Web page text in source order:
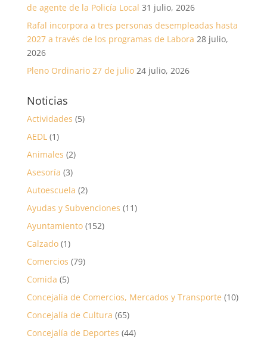
de agente de la Policía Local 31 julio, 2026
Rafal incorpora a tres personas desempleadas hasta
2027 a través de los programas de Labora 28 julio,
2026
Pleno Ordinario 27 de julio 24 julio, 2026
Noticias
Actividades (5)
AEDL (1)
Animales (2)
Asesoría (3)
Autoescuela (2)
Ayudas y Subvenciones (11)
Ayuntamiento(152)
Calzado(1)
Comercios (79)
Comida (5)
Concejalía de Comercios, Mercados y Transporte (10)
Concejalía de Cultura (65)
Concejalía de Deportes (44)